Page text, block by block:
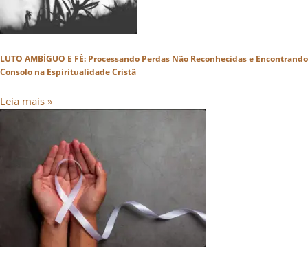
LUTO AMBÍGUO E FÉ: Processando Perdas Não Reconhecidas e Encontrando
Consolo na Espiritualidade Cristã
Leia mais »